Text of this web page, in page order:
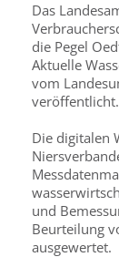
Das
die Pegel
Aktuelle
vom
veröffentlicht.
Die digitalen
und
Beurteilung
ausgewertet.